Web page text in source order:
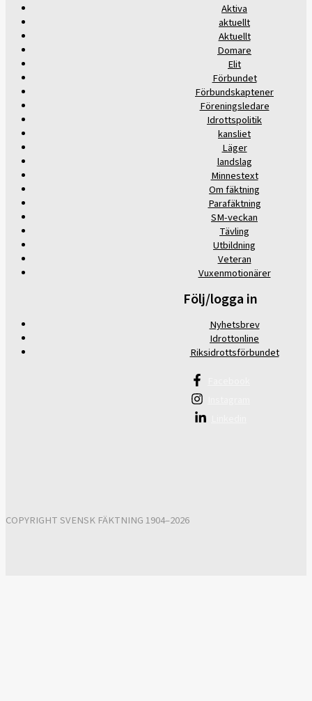
Aktiva
aktuellt
Aktuellt
Domare
Elit
Förbundet
Förbundskaptener
Föreningsledare
Idrottspolitik
kansliet
Läger
landslag
Minnestext
Om fäktning
Parafäktning
SM-veckan
Tävling
Utbildning
Veteran
Vuxenmotionärer
Följ/logga in
Nyhetsbrev
Idrottonline
Riksidrottsförbundet
COPYRIGHT SVENSK FÄKTNING 1904–2026